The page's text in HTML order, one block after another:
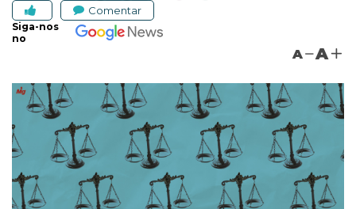
Comentar
Siga-nos
no
A A